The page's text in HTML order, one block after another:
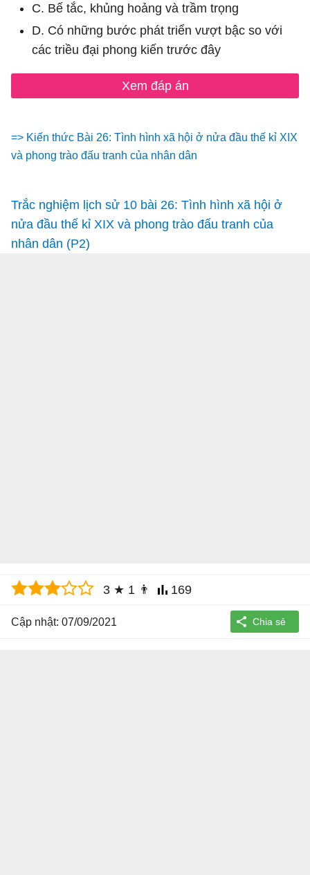
C. Bế tắc, khủng hoảng và trầm trọng
D. Có những bước phát triển vượt bậc so với
các triều đại phong kiến trước đây
Xem đáp án
=> Kiến thức Bài 26: Tình hình xã hội ở nửa đầu thế kỉ XIX
và phong trào đấu tranh của nhân dân
Trắc nghiệm lịch sử 10 bài 26: Tình hình xã hội ở
nửa đầu thế kỉ XIX và phong trào đấu tranh của
nhân dân (P2)
3 ★ 1 👨 169
Cập nhật: 07/09/2021